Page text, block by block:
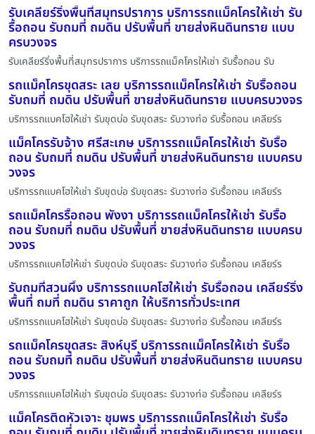
รับเคลียร์ริ่งพื้นที่สมุทรปราการ บริการรถแม็คโครให้เช่า รับ
รื้อถอน รับถมที่ ถมดิน ปรับพื้นที่ ขายส่งหินดินทราย แบบ
ครบวงจร
รับเคลียร์ริ่งพื้นที่สมุทรปราการ บริการรถแม็คโครให้เช่า รับรื้อถอน รับ
รถแม็คโครขุดสระ เลย บริการรถแม็คโครให้เช่า รับรื้อถอน
รับถมที่ ถมดิน ปรับพื้นที่ ขายส่งหินดินทราย แบบครบวงจร
บริการรถแบคโฮให้เช่า รับขุดบ่อ รับขุดสระ รับวางท่อ รับรื้อถอน เคลียร์ร
แม็คโครรับจ้าง ศรีสะเกษ บริการรถแม็คโครให้เช่า รับรื้อ
ถอน รับถมที่ ถมดิน ปรับพื้นที่ ขายส่งหินดินทราย แบบครบ
วงจร
บริการรถแบคโฮให้เช่า รับขุดบ่อ รับขุดสระ รับวางท่อ รับรื้อถอน เคลียร์ร
รถแม็คโครรื้อถอน พังงา บริการรถแม็คโครให้เช่า รับรื้อ
ถอน รับถมที่ ถมดิน ปรับพื้นที่ ขายส่งหินดินทราย แบบครบ
วงจร
บริการรถแบคโฮให้เช่า รับขุดบ่อ รับขุดสระ รับวางท่อ รับรื้อถอน เคลียร์ร
รับถมที่สวนผึ้ง บริการรถแบคโฮให้เช่า รับรื้อถอน เคลียร์ริ่ง
พื้นที่ ถมที่ ถมดิน ราคาถูก ให้บริการทั่วประเทศ
บริการรถแบคโฮให้เช่า รับขุดบ่อ รับขุดสระ รับวางท่อ รับรื้อถอน เคลียร์ร
รถแม็คโครขุดสระ สิงห์บุรี บริการรถแม็คโครให้เช่า รับรื้อ
ถอน รับถมที่ ถมดิน ปรับพื้นที่ ขายส่งหินดินทราย แบบครบ
วงจร
บริการรถแบคโฮให้เช่า รับขุดบ่อ รับขุดสระ รับวางท่อ รับรื้อถอน เคลียร์ร
แม็คโครติดหัวเจาะ ชุมพร บริการรถแม็คโครให้เช่า รับรื้อ